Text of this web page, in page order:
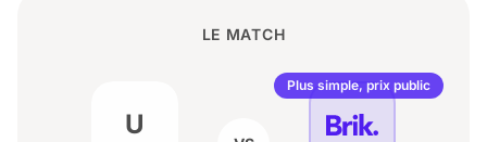
LE MATCH
U
Plus simple, prix public